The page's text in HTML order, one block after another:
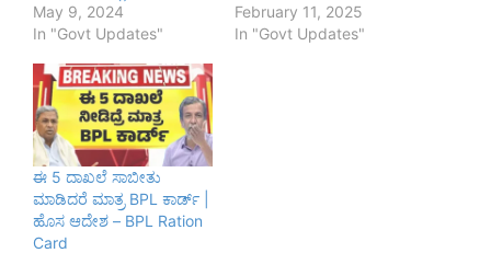
May 9, 2024
In "Govt Updates"
February 11, 2025
In "Govt Updates"
ಈ 5 ದಾಖಲೆ ಸಾಬೀತು
ಮಾಡಿದರೆ ಮಾತ್ರ BPL ಕಾರ್ಡ್ |
ಹೊಸ ಆದೇಶ – BPL Ration
Card